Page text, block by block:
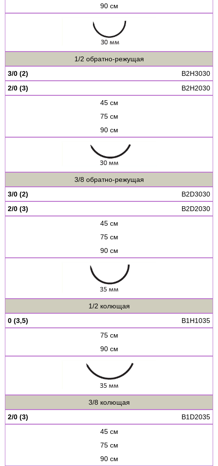
90 см
1/2 обратно-режущая
3/0 (2)
B2H3030
2/0 (3)
B2H2030
45 см
75 см
90 см
3/8 обратно-режущая
3/0 (2)
B2D3030
2/0 (3)
B2D2030
45 см
75 см
90 см
1/2 колющая
0 (3,5)
B1H1035
75 см
90 см
3/8 колющая
2/0 (3)
B1D2035
45 см
75 см
90 см